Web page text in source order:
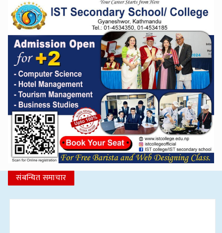
संबन्धित समाचार